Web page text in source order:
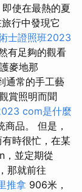
使在最熱的夏
行中發現它
士證照班2023
有足夠的觀看
麥地那
通常的手工藝
賞照明而聞
com是什麼
品。 但是，
時很忙，在某
，並定期從
那就前往
推拿 906米，